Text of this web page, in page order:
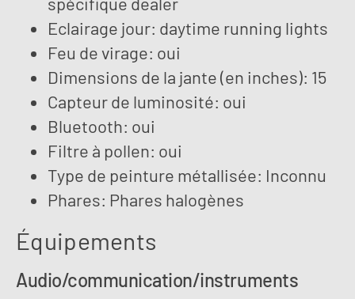
Eclairage jour: daytime running lights
Feu de virage: oui
Dimensions de la jante (en inches): 15
Capteur de luminosité: oui
Bluetooth: oui
Filtre à pollen: oui
Type de peinture métallisée: Inconnu
Phares: Phares halogènes
Équipements
Audio/communication/instruments